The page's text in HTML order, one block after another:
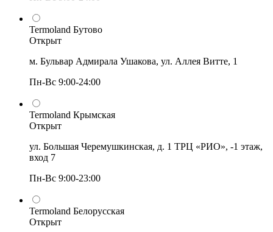
Termoland Бутово
Открыт
м. Бульвар Адмирала Ушакова, ул. Аллея Витте, 1
Пн-Вс 9:00-24:00
Termoland Крымская
Открыт
ул. Большая Черемушкинская, д. 1 ТРЦ «РИО», -1 этаж,
вход 7
Пн-Вс 9:00-23:00
Termoland Белорусская
Открыт